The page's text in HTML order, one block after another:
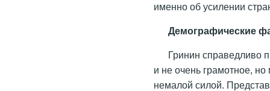
именно об усилении
Демографические
Гринин справедливо
и не очень грамотное,
немалой силой.